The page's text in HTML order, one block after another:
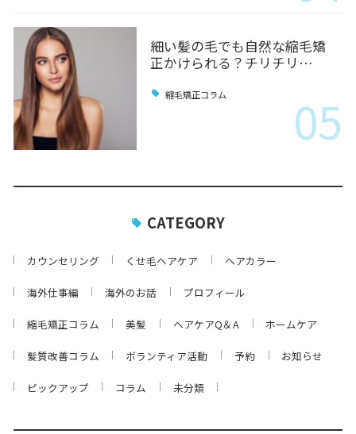
細い髪の毛でも自然な縮毛矯
正かけられる？チリチリ…
縮毛矯正コラム 05
CATEGORY
カウンセリング くせ毛ヘアケア ヘアカラー
海外仕事編 海外のお話 プロフィール
縮毛矯正コラム 美髪 ヘアケアQ＆A ホームケア
髪質改善コラム ボランティア活動 予約 お知らせ
ピックアップ コラム 未分類